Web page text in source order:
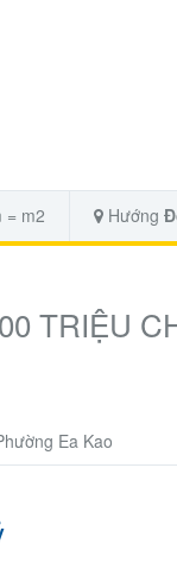
= m2 Hướng
TRIỆU
Ea Kao